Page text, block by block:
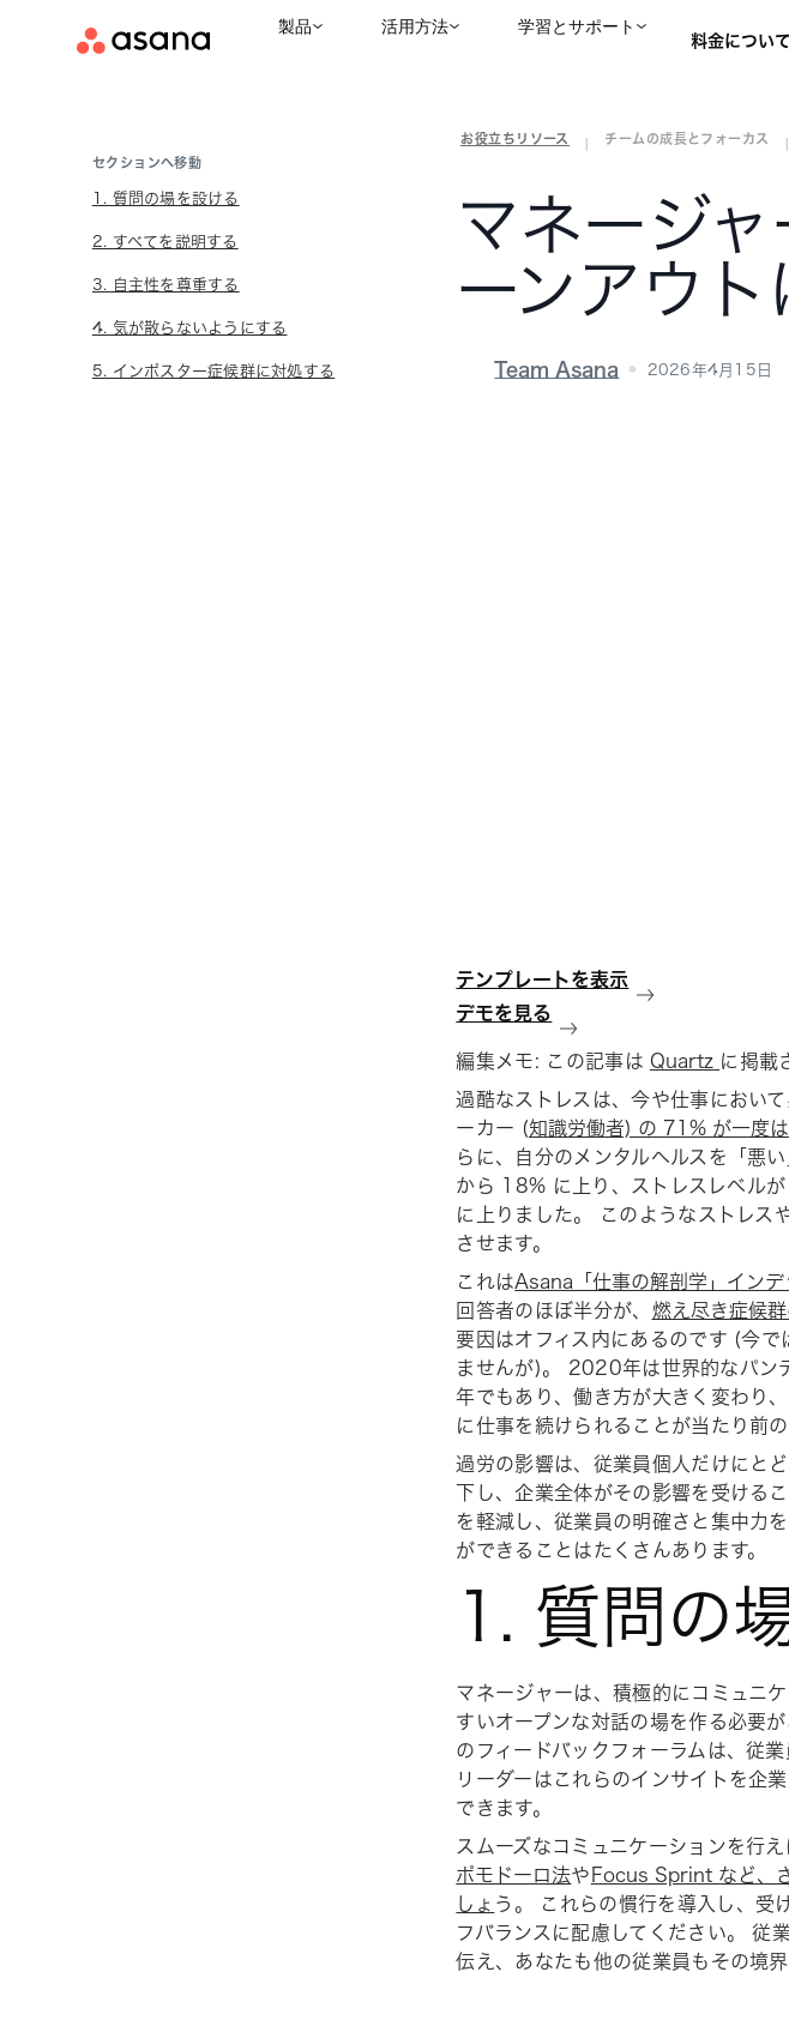
製品 活用方法 学習とサポート
料金について
お役立ちリソース チームの成長とフォーカス
マネージ
ーンアウ
Team Asana 2026年4月15日
セクションへ移動
1. 質問の場を設ける
2. すべてを説明する
3. 自主性を尊重する
4. 気が散らないようにする
5. インポスター症候群に対処する
テンプレートを表示
デモを見る
編集メモ: この記事は Quartz に掲載
過酷なストレスは、今や仕事におい
ーカー (知識労働者) の 71% が一度
らに、自分のメンタルヘルスを「悪
から 18% に上り、ストレスレベル
に上りました。 このようなストレス
させます。
これはAsana「仕事の解剖学」イン
回答者のほぼ半分が、 燃え尽き症候
要因はオフィス内にあるのです (今
ませんが)。 2020年は世界的なパン
年でもあり、働き方が大きく変わり
に仕事を続けられることが当たり前
過労の影響は、従業員個人だけにと
下し、企業全体がその影響を受ける
を軽減し、従業員の明確さと集中力
ができることはたくさんあります。
1. 質問の
マネージャーは、積極的にコミュニ
すいオープンな対話の場を作る必要
のフィードバックフォーラムは、従
リーダーはこれらのインサイトを企
できます。
スムーズなコミュニケーションを行
ポモドーロ法や Focus Sprint など、
しょ う。 これらの慣行を導入し、受
フバランスに配慮してください。 従
伝え、あなたも他の従業員もその境